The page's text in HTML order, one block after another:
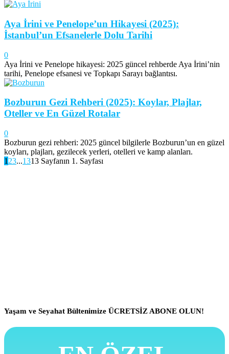
Aya İrini ve Penelope’un Hikayesi (2025):
İstanbul’un Efsanelerle Dolu Tarihi
0
Aya İrini ve Penelope hikayesi: 2025 güncel rehberde Aya İrini’nin
tarihi, Penelope efsanesi ve Topkapı Sarayı bağlantısı.
Bozburun Gezi Rehberi (2025): Koylar, Plajlar,
Oteller ve En Güzel Rotalar
0
Bozburun gezi rehberi: 2025 güncel bilgilerle Bozburun’un en güzel
koyları, plajları, gezilecek yerleri, otelleri ve kamp alanları.
1 23...1313 Sayfanın 1. Sayfası
Yaşam ve Seyahat Bültenimize ÜCRETSİZ ABONE OLUN!